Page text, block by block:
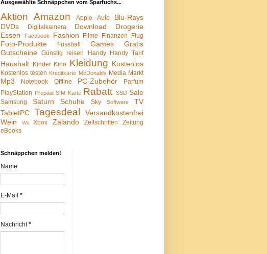
Ausgewählte Schnäppchen vom Sparfuchs...
Aktion Amazon Apple Auto
Blu-Rays
DVDs
Digitalkamera Download
Drogerie
Essen
Facebook Fashion Filme Finanzen Flug
Foto-Produkte Fussball Games
Gratis
Gutscheine Günstig reisen Handy Handy Tarif
Haushalt Kinder Kino Kleidung Kostenlos
Kostenlos testen Kreditkarte McDonalds Media Markt
Mp3 Notebook Offline PC-Zubehör
Parfum
PlayStation Prepaid SIM Karte Rabatt SSD Sale
Samsung Saturn Schuhe Sky Software
TV
TabletPC Tagesdeal
Versandkostenfrei
Wein
Wii Xbox Zalando Zeitschriften
Zeitung
eBooks
Schnäppchen melden!
Name
E-Mail *
Nachricht*